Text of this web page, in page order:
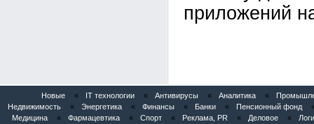
приложений
Новые « IT технологии « Антивирусы « Аналитика «
Недвижимость
« Энергетика « Финансы « Банки « Пенсионный фонд
Медицина
« Фармацевтика « Спорт « Реклама, PR « Деловое «